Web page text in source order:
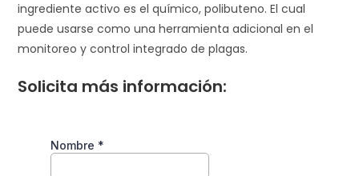
ingrediente activo es el químico, polibuteno. El cual
puede usarse como una herramienta adicional en el
monitoreo y control integrado de plagas.
Solicita más información: